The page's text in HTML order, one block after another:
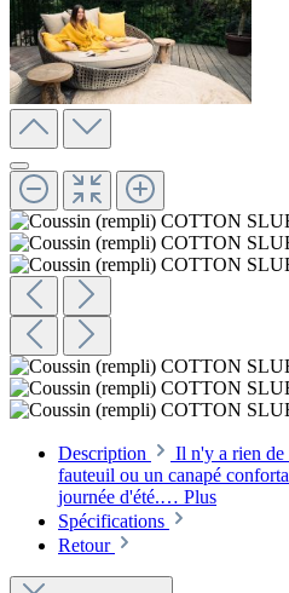
Description
Il n'y a rien de
fauteuil ou un canapé
journée d'été.… Plus
Spécifications
Retour